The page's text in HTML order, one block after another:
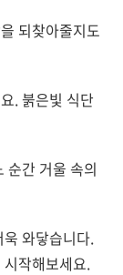
되찾아줄지도
. 붉은빛 식단
순간 거울 속의
와닿습니다.
작해보세요.